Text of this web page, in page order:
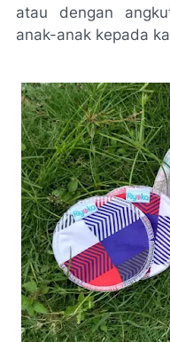
atau dengan
anak-anak kepada